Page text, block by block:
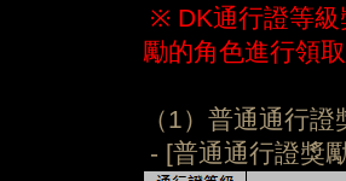
※ DK通行證等級
勵的角色進行領
（1）普通通行證
- [普通通行證獎